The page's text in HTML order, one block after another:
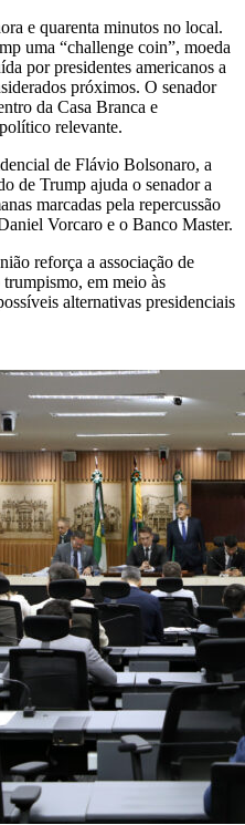
e quarenta minutos no local.
uma “challenge coin”, moeda
por presidentes americanos a
próximos. O senador
da Casa Branca e
relevante.
de Flávio Bolsonaro, a
de Trump ajuda o senador a
marcadas pela repercussão
Vorcaro e o Banco Master.
reforça a associação de
em meio às
alternativas presidenciais